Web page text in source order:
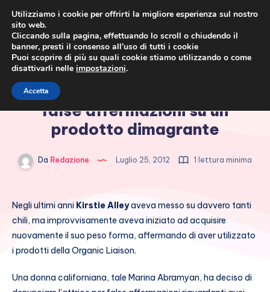
Kirstie Alley denunciata per
false affermazioni su un
prodotto dimagrante
Da Redazione Luglio 25, 2012 1 lettura minima
Negli ultimi anni Kirstie Alleyaveva messo su davvero tanti
chili, ma improvvisamente aveva iniziato ad acquisire
nuovamente il suo peso forma, affermando di aver utilizzato
i prodotti della Organic Liaison.
Una donna californiana, tale Marina Abramyan, ha deciso di
Utilizziamo i cookie per offrirti la migliore esperienza sul nostro
sito web.
Cliccando sulla pagina, effettuando lo scroll o chiudendo il
banner, presti il consenso all’uso di tutti i cookie
Puoi scoprire di più su quali cookie stiamo utilizzando o come
disattivarli nelle impostazioni.
Accetta